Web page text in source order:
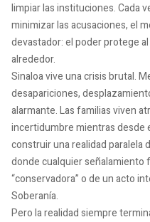
limpiar las instituciones. Cada
minimizar las acusaciones, el
devastador: el poder protege
alrededor.
Sinaloa vive una crisis brutal.
desapariciones,
alarmante. Las familias viven
incertidumbre mientras desde
construir una realidad paralela
donde cualquier señalamiento
“conservadora” o de un acto
Soberanía.
Pero la realidad siempre